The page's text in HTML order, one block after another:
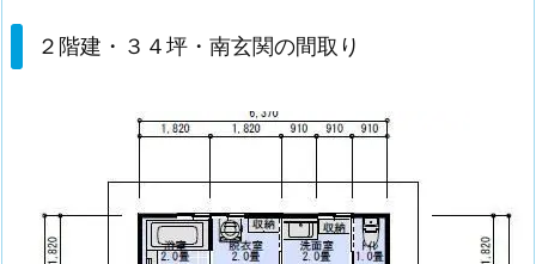
２階建・３４坪・南玄関の間取り